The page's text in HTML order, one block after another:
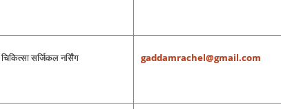
चिकित्‍सा सर्जिकल नर्सिंग gaddamrachel@gmail.com